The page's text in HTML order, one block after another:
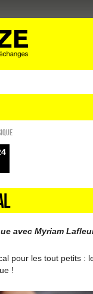
avec Myriam
pour les tout petits :
!